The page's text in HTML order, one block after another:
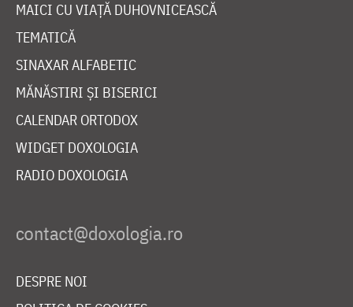
MAICI CU VIAȚĂ DUHOVNICEASCĂ
TEMATICĂ
SINAXAR ALFABETIC
MĂNĂSTIRI ȘI BISERICI
CALENDAR ORTODOX
WIDGET DOXOLOGIA
RADIO DOXOLOGIA
DESPRE NOI